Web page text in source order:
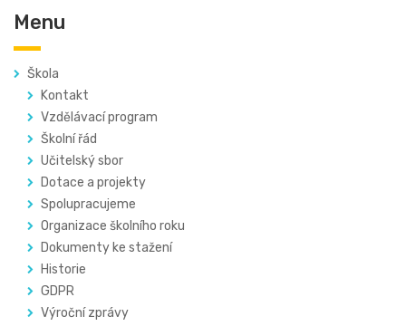
Menu
Škola
Kontakt
Vzdělávací program
Školní řád
Učitelský sbor
Dotace a projekty
Spolupracujeme
Organizace školního roku
Dokumenty ke stažení
Historie
GDPR
Výroční zprávy